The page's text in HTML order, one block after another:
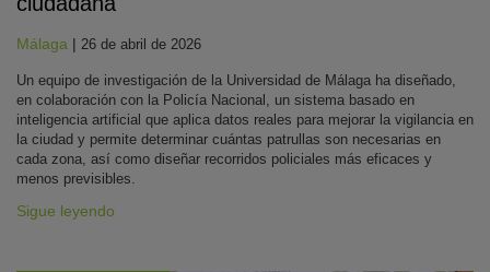
Málaga | 26 de abril de 2026
Un equipo de investigación de la Universidad de Málaga ha diseñado,
en colaboración con la Policía Nacional, un sistema basado en
inteligencia artificial que aplica datos reales para mejorar la vigilancia en
la ciudad y permite determinar cuántas patrullas son necesarias en
cada zona, así como diseñar recorridos policiales más eficaces y
menos previsibles.
Sigue leyendo